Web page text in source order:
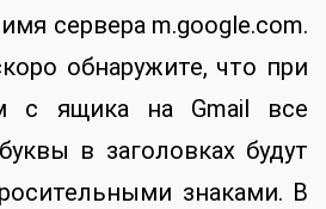
сервера m.google.com.
обнаружите, что при
с ящика на Gmail все
в заголовках будут
знаками. В